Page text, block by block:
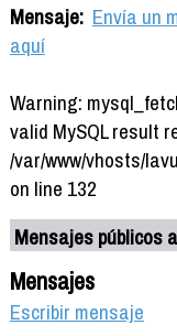
Mensaje: Envía un
aquí
Warning:
valid MySQL result
/var/www/vhosts/
on line 132
Mensajes públicos
Mensajes
Escribir mensaje